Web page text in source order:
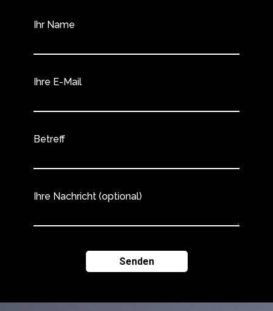
Ihr Name
Ihre E-Mail
Betreff
Ihre Nachricht (optional)